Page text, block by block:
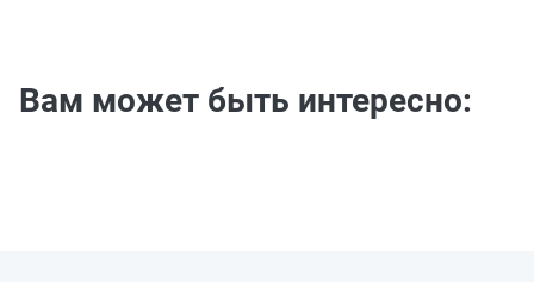
Вам может быть интересно: